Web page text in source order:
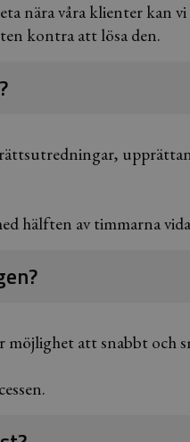
nära våra klienter kan
kontra att lösa den.
hälften av timmarna
att snabbt och